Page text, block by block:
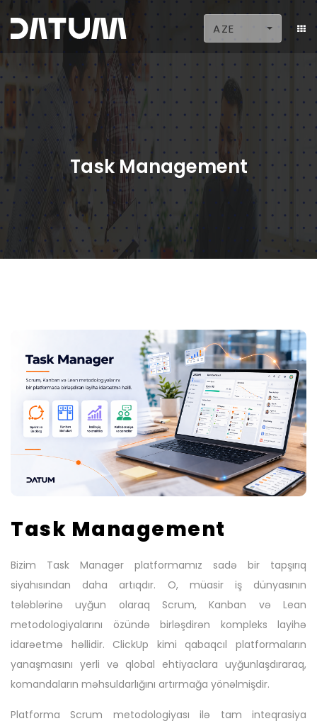
AZE
Task Management
Task Management
Bizim Task Manager platformamız sadə bir tapşırıq
siyahısından daha artıqdır. O, müasir iş dünyasının
tələblərinə uyğun olaraq Scrum, Kanban və Lean
metodologiyalarını özündə birləşdirən kompleks layihə
idarəetmə həllidir. ClickUp kimi qabaqcıl platformaların
yanaşmasını yerli və qlobal ehtiyaclara uyğunlaşdıraraq,
komandaların məhsuldarlığını artırmağa yönəlmişdir.
Platforma Scrum metodologiyası ilə tam inteqrasiya